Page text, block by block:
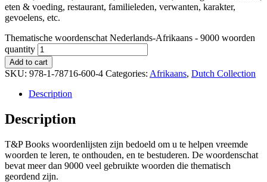
eten & voeding, restaurant, familieleden, verwanten, karakter,
gevoelens, etc.
Thematische woordenschat Nederlands-Afrikaans - 9000 woorden
quantity
Add to cart
SKU: 978-1-78716-600-4 Categories: Afrikaans, Dutch Collection
Description
Description
T&P Books woordenlijsten zijn bedoeld om u te helpen vreemde
woorden te leren, te onthouden, en te bestuderen. De woordenschat
bevat meer dan 9000 veel gebruikte woorden die thematisch
geordend zijn.